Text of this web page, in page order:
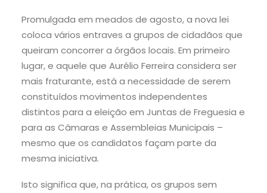
Promulgada em meados de agosto, a nova lei
coloca vários entraves a grupos de cidadãos que
queiram concorrer a órgãos locais. Em primeiro
lugar, e aquele que Aurélio Ferreira considera ser
mais fraturante, está a necessidade de serem
constituídos movimentos independentes
distintos para a eleição em Juntas de Freguesia e
para as Câmaras e Assembleias Municipais –
mesmo que os candidatos façam parte da
mesma iniciativa.
Isto significa que, na prática, os grupos sem